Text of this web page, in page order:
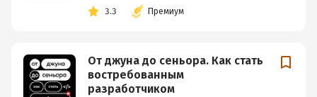
3.3 Премиум
От джуна до сеньора. Как стать
востребованным
разработчиком